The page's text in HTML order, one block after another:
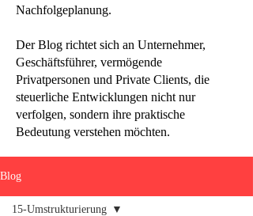
Nachfolgeplanung.
Der Blog richtet sich an Unternehmer,
Geschäftsführer, vermögende
Privatpersonen und Private Clients, die
steuerliche Entwicklungen nicht nur
verfolgen, sondern ihre praktische
Bedeutung verstehen möchten.
Blog
15-Umstrukturierung